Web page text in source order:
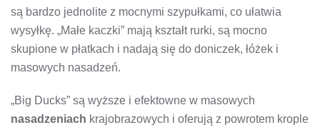
są bardzo jednolite z mocnymi szypułkami, co ułatwia
wysyłkę. „Małe kaczki” mają kształt rurki, są mocno
skupione w płatkach i nadają się do doniczek, łóżek i
masowych nasadzeń.
„Big Ducks” są wyższe i efektowne w masowych
nasadzeniach krajobrazowych i oferują z powrotem krople